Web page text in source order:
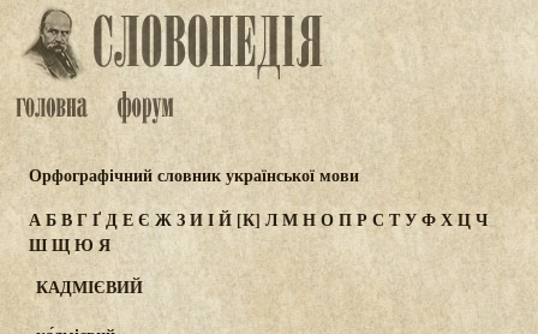
Орфографічний словник української мови
АБВГҐДЕЄ ЖЗИІЙ [К] ЛМНОПР СТУФХЦЧ
ШЩЮЯ
КАДМІЄВИЙ